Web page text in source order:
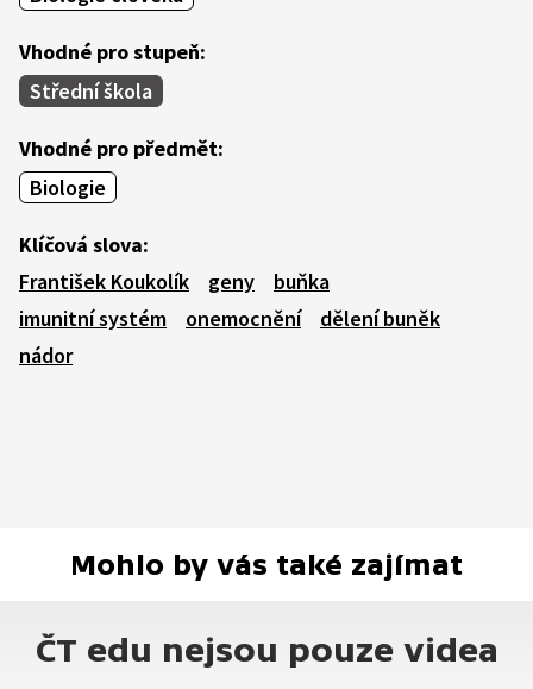
Vhodné pro stupeň:
Střední škola
Vhodné pro předmět:
Biologie
Klíčová slova:
František Koukolík
geny
buňka
imunitní systém
onemocnění
dělení buněk
nádor
Mohlo by vás také zajímat
ČT edu nejsou pouze videa